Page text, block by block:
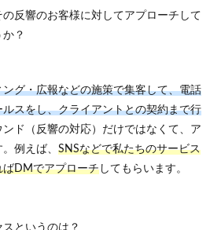
反響のお客様に対してアプローチして
？
ング・広報などの施策で集客して、電話
スをし、クライアントとの契約まで行
ンド（反響の対応）だけではなくて、ア
例えば、 SNSなどで私たちのサービス
ばDMでアプローチ してもらいます。
というのは？